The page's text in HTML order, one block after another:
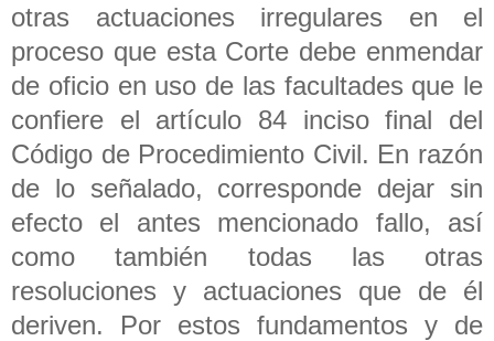
otras actuaciones irregulares en el
proceso que esta Corte debe enmendar
de oficio en uso de las facultades que le
confiere el artículo 84 inciso final del
Código de Procedimiento Civil. En razón
de lo señalado, corresponde dejar sin
efecto el antes mencionado fallo, así
como también todas las otras
resoluciones y actuaciones que de él
deriven. Por estos fundamentos y de